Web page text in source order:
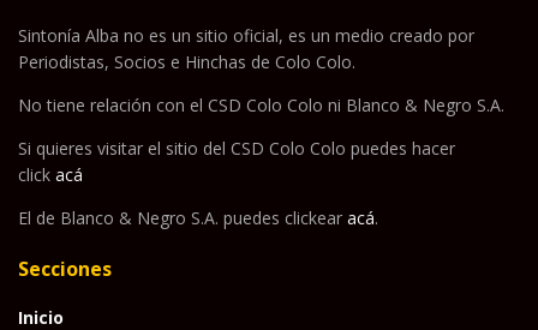
Sintonía Alba no es un sitio oficial, es un medio creado por
Periodistas, Socios e Hinchas de Colo Colo.
No tiene relación con el CSD Colo Colo ni Blanco & Negro S.A.
Si quieres visitar el sitio del CSD Colo Colo puedes hacer
click acá
El de Blanco & Negro S.A. puedes clickear acá.
Secciones
Inicio